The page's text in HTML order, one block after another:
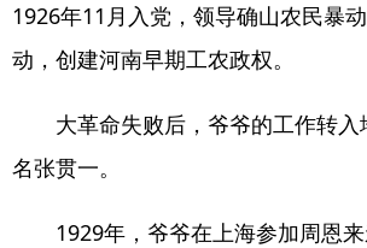
1926年11月入党，领导确山农民暴
动，创建河南早期工农政权。
大革命失败后，爷爷的工作转
名张贯一。
1929年，爷爷在上海参加周恩